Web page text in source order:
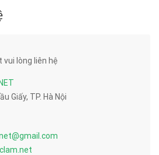
lòng liên hệ
Giấy, TP. Hà Nội